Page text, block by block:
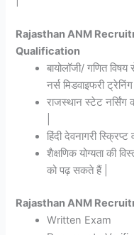
Rajasthan ANM
Qualification
बायोलॉजी/ गणित
नर्स मिडवाइफरी ट्रेनिंग
राजस्थान स्टेट नर्सिंग
हिंदी देवनागरी स्क्रिप्ट
शैक्षणिक योग्यता की
को पढ़ सकते हैं |
Rajasthan ANM
Written Exam